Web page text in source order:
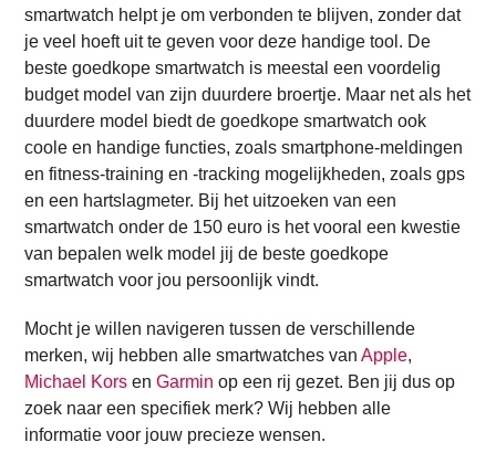
smartwatch helpt je om verbonden te blijven, zonder dat
je veel hoeft uit te geven voor deze handige tool. De
beste goedkope smartwatch is meestal een voordelig
budget model van zijn duurdere broertje. Maar net als het
duurdere model biedt de goedkope smartwatch ook
coole en handige functies, zoals smartphone-meldingen
en fitness-training en -tracking mogelijkheden, zoals gps
en een hartslagmeter. Bij het uitzoeken van een
smartwatch onder de 150 euro is het vooral een kwestie
van bepalen welk model jij de beste goedkope
smartwatch voor jou persoonlijk vindt.
Mocht je willen navigeren tussen de verschillende
merken, wij hebben alle smartwatches vanApple,
Michael KorsenGarmin op een rij gezet. Ben jij dus op
zoek naar een specifiek merk? Wij hebben alle
informatie voor jouw precieze wensen.